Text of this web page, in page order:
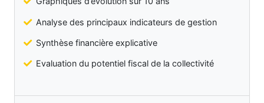
Analyse des principaux indicateurs de gestion
Synthèse financière explicative
Evaluation du potentiel fiscal de la collectivité